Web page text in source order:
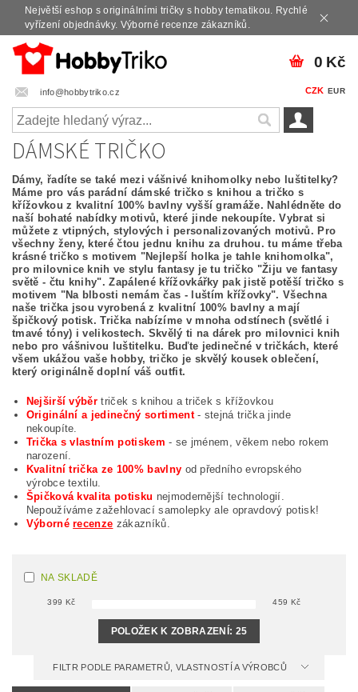
Největší eshop s originálními tričky s hobby tematikou. Rychlé
vyřízení objednávky. Výborné recenze zákazníků.
info@hobbytriko.cz CZK EUR
0 Kč
DÁMSKÉ TRIČKO
Dámy, řadíte se také mezi vášnivé knihomolky nebo luštitelky?
Máme pro vás parádní dámské tričko s knihou a tričko s
křížovkou z kvalitní 100% bavlny vyšší gramáže. Nahlédněte do
naší bohaté nabídky motivů, které jinde nekoupíte. Vybrat si
můžete z vtipných, stylových i personalizovaných motivů. Pro
všechny ženy, které čtou jednu knihu za druhou. tu máme třeba
krásné tričko s motivem "Nejlepší holka je tahle knihomolka",
pro milovnice knih ve stylu fantasy je tu tričko "Žiju ve fantasy
světě - čtu knihy". Zapálené křížovkářky pak jistě potěší tričko s
motivem "Na blbosti nemám čas - luštím křížovky". Všechna
naše trička jsou vyrobená z kvalitní 100% bavlny a mají
špičkový potisk. Trička nabízíme v mnoha odstínech (světlé i
tmavé tóny) i velikostech. Skvělý ti na dárek pro milovnici knih
nebo pro vášnivou luštitelku. Buďte jedinečné v tričkách, které
všem ukážou vaše hobby, tričko je skvělý kousek oblečení,
který originálně doplní váš outfit.
Nejširší výběr triček s knihou a triček s křížovkou
Originální a jedinečný sortiment- stejná trička jinde
nekoupíte.
Trička s vlastním potiskem- se jménem, věkem nebo rokem
narození.
Kvalitní trička ze 100% bavlny od předního evropského
výrobce textilu.
Špičková kvalita potisku nejmodernější technologií.
Nepoužíváme zažehlovací samolepky ale opravdový potisk!
Výbornérecenze zákazníků.
NA SKLADĚ
399 Kč 459 Kč
POLOŽEK K ZOBRAZENÍ: 25
FILTR PODLE PARAMETRŮ, VLASTNOSTÍ A VÝROBCŮ